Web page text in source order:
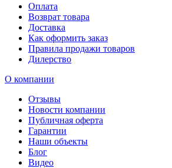
Оплата
Возврат товара
Доставка
Как оформить заказ
Правила продажи товаров
Дилерство
О компании
Отзывы
Новости компании
Публичная оферта
Гарантии
Наши объекты
Блог
Видео